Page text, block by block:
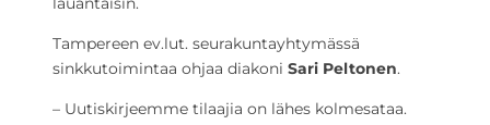
Tampereen ev.lut. seurakuntayhtymässä
sinkkutoimintaa ohjaa diakoni Sari Peltonen.
– Uutiskirjeemme tilaajia on lähes kolmesataa.